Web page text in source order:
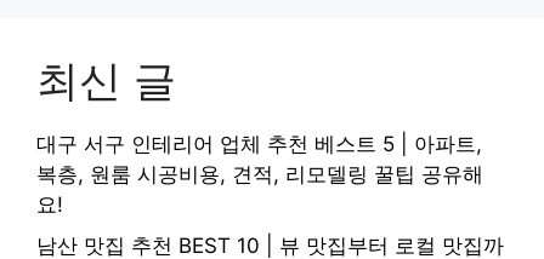
최신 글
대구 서구 인테리어 업체 추천 베스트 5 | 아파트,
복층, 원룸 시공비용, 견적, 리모델링 꿀팁 공유해
요!
남산 맛집 추천 BEST 10 | 뷰 맛집부터 로컬 맛집까